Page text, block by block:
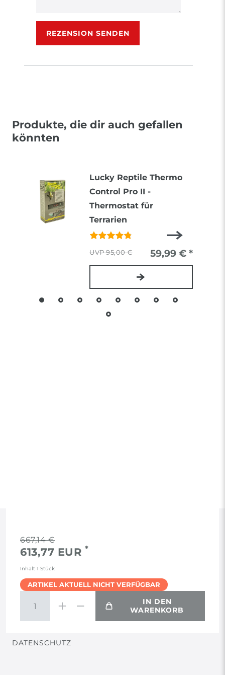
Rezensionstext
REZENSION SENDEN
Produkte, die dir auch gefallen
könnten
Lucky Reptile Thermo
Control Pro II -
Thermostat für
Terrarien
95,00 € 59,99 € *
667,14 €
613,77 EUR *
Inhalt 1 Stück
ARTIKEL AKTUELL NICHT VERFÜGBAR
IN DEN
WARENKORB
RECHTLICHES
AGB
WIDERRUF
DATENSCHUTZ